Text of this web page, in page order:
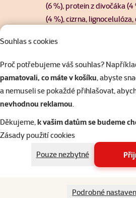
Souhlas s cookies
Proč potřebujeme váš souhlas?
pamatovali, co máte v košíku, abyste
a nemuseli se pokaždé přihlašovat,
nevhodnou reklamou.
Děkujeme,k vašim datům se budeme
Zásady použití cookies
Pouze nezbytné
Podrobné
Složení
(6 %), protein z divočáka
(4 %), cizrna,
hrachová mouka, mrkev,
borůvky (0,05 %), sušený
sušené brusinky (0,05 %),
pivovarské kvasnice (zdroj
oligosacharidů, 0,0108 %),
%).
Hrubý protein 39,0 %,
vápník 1,0 %, fosfor 0,8 %,